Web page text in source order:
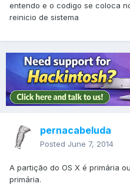
entendo e o codigo se coloca
reinicio de sistema
pernacabeluda
Posted June 7, 2014
A partição do OS X é primária
primária.